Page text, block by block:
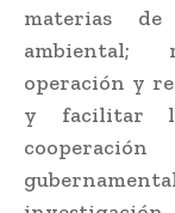
materias
ambiental;
operación y
y facilitar